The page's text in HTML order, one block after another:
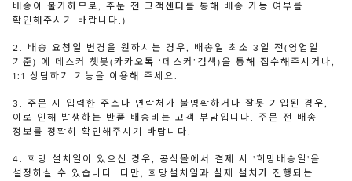
배송이 불가하므로, 주문 전 고객센터를 통해 배송 가능 여부를
확인해주시기 바랍니다.)
2. 배송 요청일 변경을 원하시는 경우, 배송일 최소 3일 전(영업일
기준) 에 데스커 챗봇(카카오톡 ‘데스커’검색)을 통해 접수해주시거나,
1:1 상담하기 기능을 이용해 주세요.
3. 주문 시 입력한 주소나 연락처가 불명확하거나 잘못 기입된 경우,
이로 인해 발생하는 반품 배송비는 고객 부담입니다. 주문 전 배송
정보를 정확히 확인해주시기 바랍니다.
4. 희망 설치일이 있으신 경우, 공식몰에서 결제 시 '희망배송일'을
설정하실 수 있습니다. 다만, 희망설치일과 실제 설치가 진행되는